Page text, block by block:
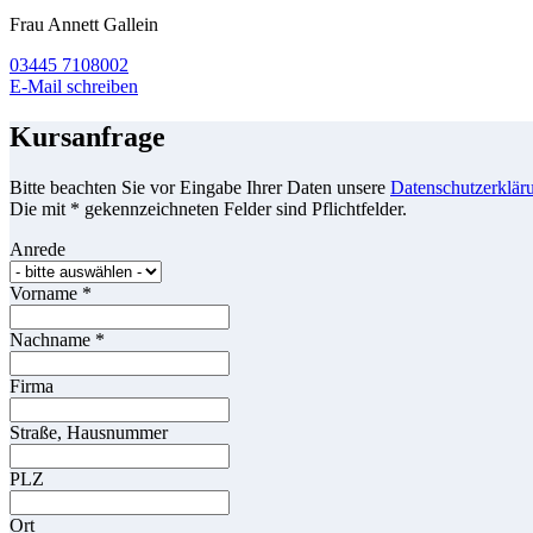
Frau Annett Gallein
03445 7108002
E-Mail schreiben
Kursanfrage
Bitte beachten Sie vor Eingabe Ihrer Daten unsere
Die mit * gekennzeichneten Felder sind Pflichtfelder.
Anrede
Vorname *
Nachname *
Firma
Straße, Hausnummer
PLZ
Ort